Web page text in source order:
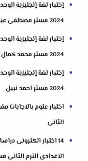
إختبار لغة إنجليزية
2024 مستر مصطفى عبدالعال
إختبار لغة إنجليزية
2024 مستر محمد كمال
إختبار لغة إنجليزية
2024 مستر احمد نبيل
اختبار علوم
الثانى
14 اختبار الكترونى
الاعدادى الترم الثانى